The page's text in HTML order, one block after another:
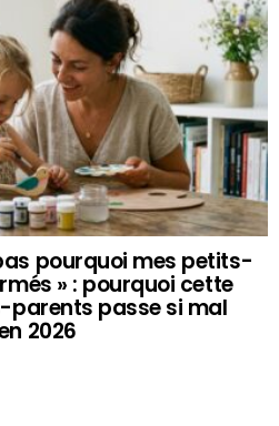
pourquoi mes petits-
» : pourquoi cette
parents passe si mal
2026